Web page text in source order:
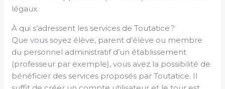
légaux.
À qui s’adressent les services de Toutatice ?
Que vous soyez élève, parent d’élève ou membre
du personnel administratif d’un établissement
(professeur par exemple), vous avez la possibilité de
bénéficier des services proposés par Toutatice. Il